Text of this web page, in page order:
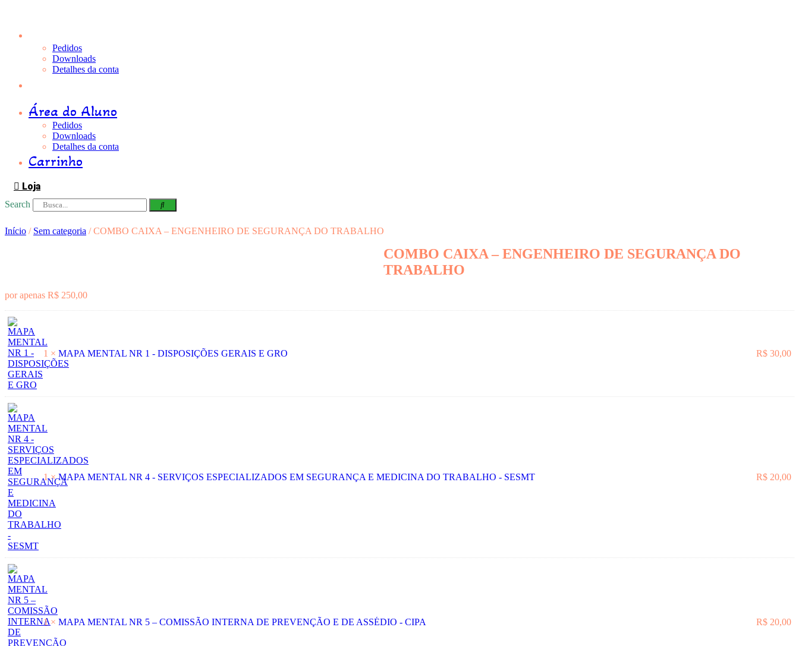
Pedidos
Downloads
Detalhes da conta
Área do Aluno
Pedidos
Downloads
Detalhes da conta
Carrinho
Loja
Search
Início / Sem categoria / COMBO CAIXA – ENGENHEIRO DE SEGURANÇA DO TRABALHO
COMBO CAIXA – ENGENHEIRO DE SEGURANÇA DO
TRABALHO
por apenas R$ 250,00
1 × MAPA MENTAL NR 1 - DISPOSIÇÕES GERAIS E GRO R$ 30,00
1 ×MAPA MENTAL NR 4 - SERVIÇOS ESPECIALIZADOS EM SEGURANÇA E MEDICINA DO TRABALHO - SESMT R$ 20,00
1 × MAPA MENTAL NR 5 – COMISSÃO INTERNA DE PREVENÇÃO E DE ASSÉDIO - CIPA R$ 20,00